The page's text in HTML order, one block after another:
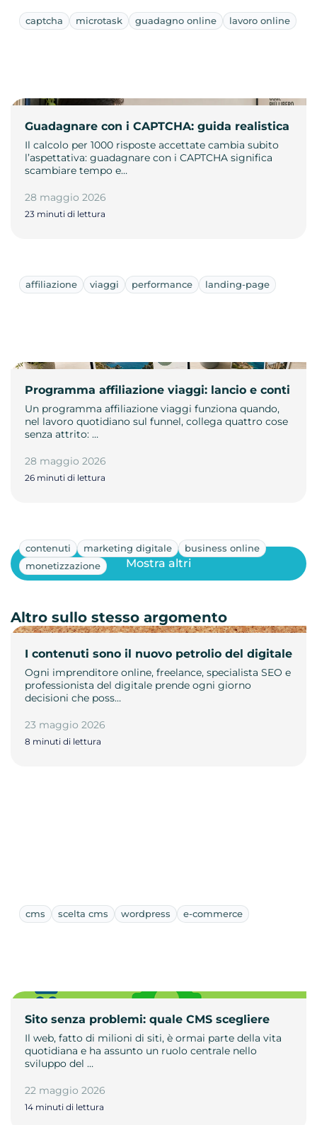
captcha microtask guadagno online lavoro online
Guadagnare con i CAPTCHA: guida realistica
Il calcolo per 1000 risposte accettate cambia subito
l’aspettativa: guadagnare con i CAPTCHA significa
scambiare tempo e…
28 maggio 2026
23 minuti di lettura
affiliazione viaggi performance landing-page
Programma affiliazione viaggi: lancio e conti
Un programma affiliazione viaggi funziona quando,
nel lavoro quotidiano sul funnel, collega quattro cose
senza attrito: …
28 maggio 2026
26 minuti di lettura
contenuti marketing digitale
business online
monetizzazione
I contenuti sono il nuovo petrolio del digitale
Ogni imprenditore online, freelance, specialista SEO e
professionista del digitale prende ogni giorno
decisioni che poss…
23 maggio 2026
8 minuti di lettura
Mostra altri
Altro sullo stesso argomento
cms scelta cms wordpress e-commerce
Sito senza problemi: quale CMS scegliere
Il web, fatto di milioni di siti, è ormai parte della vita
quotidiana e ha assunto un ruolo centrale nello
sviluppo del …
22 maggio 2026
14 minuti di lettura